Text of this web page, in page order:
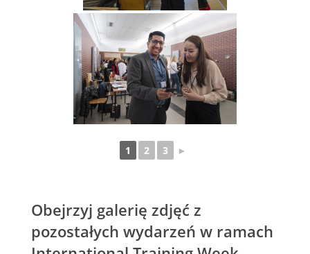
1 2 3 ►
Obejrzyj galerię zdjęć z
pozostałych wydarzeń w ramach